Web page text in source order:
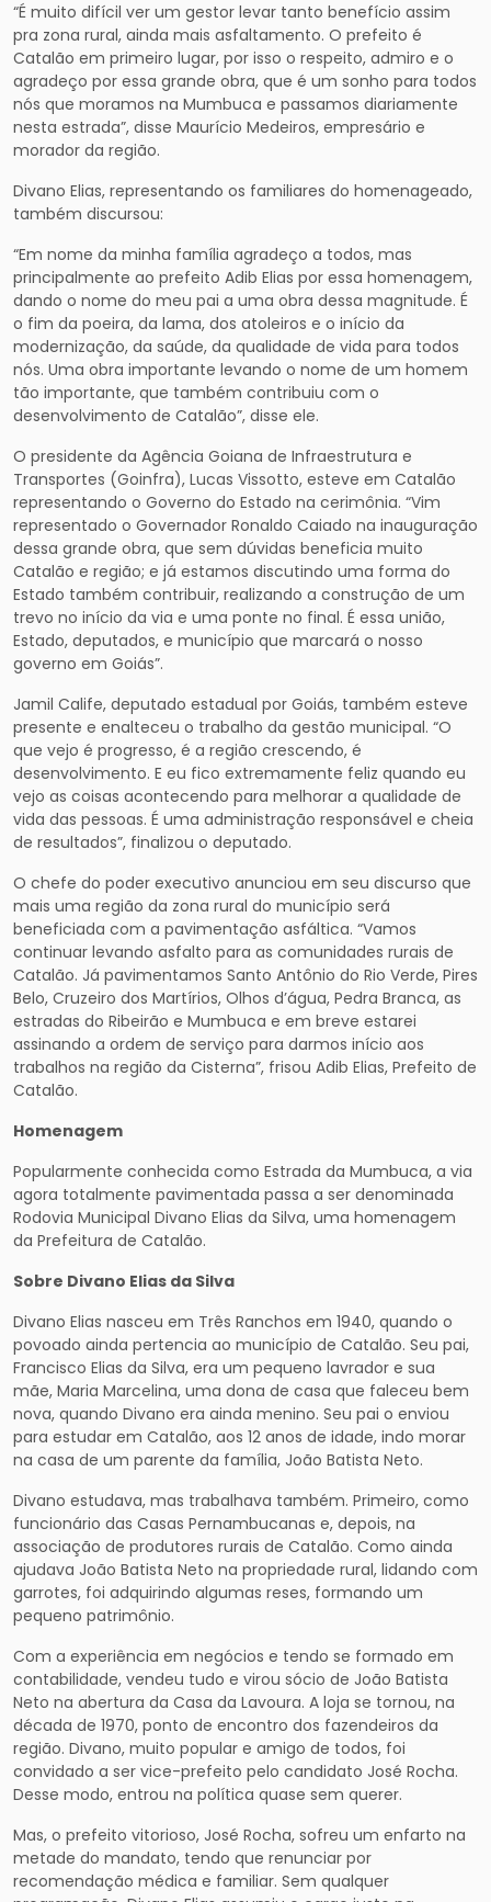
“É muito difícil ver um gestor levar tanto benefício assim
pra zona rural, ainda mais asfaltamento. O prefeito é
Catalão em primeiro lugar, por isso o respeito, admiro e o
agradeço por essa grande obra, que é um sonho para todos
nós que moramos na Mumbuca e passamos diariamente
nesta estrada”, disse Maurício Medeiros, empresário e
morador da região.
Divano Elias, representando os familiares do homenageado,
também discursou:
“Em nome da minha família agradeço a todos, mas
principalmente ao prefeito Adib Elias por essa homenagem,
dando o nome do meu pai a uma obra dessa magnitude. É
o fim da poeira, da lama, dos atoleiros e o início da
modernização, da saúde, da qualidade de vida para todos
nós. Uma obra importante levando o nome de um homem
tão importante, que também contribuiu com o
desenvolvimento de Catalão”, disse ele.
O presidente da Agência Goiana de Infraestrutura e
Transportes (Goinfra), Lucas Vissotto, esteve em Catalão
representando o Governo do Estado na cerimônia. “Vim
representado o Governador Ronaldo Caiado na inauguração
dessa grande obra, que sem dúvidas beneficia muito
Catalão e região; e já estamos discutindo uma forma do
Estado também contribuir, realizando a construção de um
trevo no início da via e uma ponte no final. É essa união,
Estado, deputados, e município que marcará o nosso
governo em Goiás”.
Jamil Calife, deputado estadual por Goiás, também esteve
presente e enalteceu o trabalho da gestão municipal. “O
que vejo é progresso, é a região crescendo, é
desenvolvimento. E eu fico extremamente feliz quando eu
vejo as coisas acontecendo para melhorar a qualidade de
vida das pessoas. É uma administração responsável e cheia
de resultados”, finalizou o deputado.
O chefe do poder executivo anunciou em seu discurso que
mais uma região da zona rural do município será
beneficiada com a pavimentação asfáltica. “Vamos
continuar levando asfalto para as comunidades rurais de
Catalão. Já pavimentamos Santo Antônio do Rio Verde, Pires
Belo, Cruzeiro dos Martírios, Olhos d’água, Pedra Branca, as
estradas do Ribeirão e Mumbuca e em breve estarei
assinando a ordem de serviço para darmos início aos
trabalhos na região da Cisterna”, frisou Adib Elias, Prefeito de
Catalão.
Homenagem
Popularmente conhecida como Estrada da Mumbuca, a via
agora totalmente pavimentada passa a ser denominada
Rodovia Municipal Divano Elias da Silva, uma homenagem
da Prefeitura de Catalão.
Sobre Divano Elias da Silva
Divano Elias nasceu em Três Ranchos em 1940, quando o
povoado ainda pertencia ao município de Catalão. Seu pai,
Francisco Elias da Silva, era um pequeno lavrador e sua
mãe, Maria Marcelina, uma dona de casa que faleceu bem
nova, quando Divano era ainda menino. Seu pai o enviou
para estudar em Catalão, aos 12 anos de idade, indo morar
na casa de um parente da família, João Batista Neto.
Divano estudava, mas trabalhava também. Primeiro, como
funcionário das Casas Pernambucanas e, depois, na
associação de produtores rurais de Catalão. Como ainda
ajudava João Batista Neto na propriedade rural, lidando com
garrotes, foi adquirindo algumas reses, formando um
pequeno patrimônio.
Com a experiência em negócios e tendo se formado em
contabilidade, vendeu tudo e virou sócio de João Batista
Neto na abertura da Casa da Lavoura. A loja se tornou, na
década de 1970, ponto de encontro dos fazendeiros da
região. Divano, muito popular e amigo de todos, foi
convidado a ser vice-prefeito pelo candidato José Rocha.
Desse modo, entrou na política quase sem querer.
Mas, o prefeito vitorioso, José Rocha, sofreu um enfarto na
metade do mandato, tendo que renunciar por
recomendação médica e familiar. Sem qualquer